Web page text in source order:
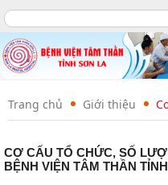
Trang chủ Giới thiệu
CƠ CẤU TỔ CHỨC, SỐ
BỆNH VIỆN TÂM THẦN